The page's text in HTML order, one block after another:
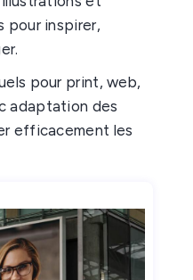
pour inspirer,
pour print, web,
adaptation des
efficacement les